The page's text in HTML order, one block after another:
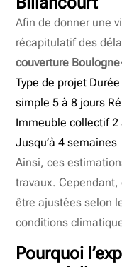
Afin de donner une
récapitulatif des
couverture
Type de projet
simple 5 à 8 jours
Immeuble collectif 2
Jusqu’à 4 semaines
Ainsi, ces
travaux.
être ajustées selon
conditions
Pourquoi